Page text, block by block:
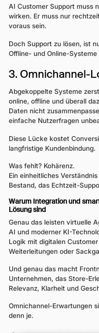
AI Customer Support muss
wirken. Er muss nur
voraus sein.
Doch Support zu lösen, ist
Offline- und Online-
3. Omnichannel-
Abgekoppelte Systeme
online, offline und überall
Daten nicht
einfache Nutzerfragen
Diese Lücke kostet
langfristige Kundenbindung.
Was fehlt? Kohärenz.
Ein einheitliches
Bestand, das Echtzeit-
Warum Integration und
Lösung sind
Genau das leisten virtuelle
AI und moderner KI-
Logik mit digitalen
Weiterleitungen oder
Und genau das macht
Unternehmen, das Store-
Relevanz, Klarheit und
Omnichannel-Erwartungen
denn je.